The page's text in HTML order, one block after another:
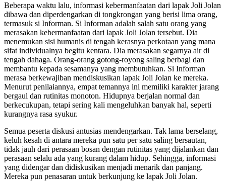
Beberapa waktu lalu, informasi kebermanfaatan dari lapak Joli Jolan
dibawa dan diperdengarkan di tongkrongan yang berisi lima orang,
termasuk si Informan. Si Informan adalah salah satu orang yang
merasakan kebermanfaatan dari lapak Joli Jolan tersebut. Dia
menemukan sisi humanis di tengah kerasnya perkotaan yang mana
sifat individualnya begitu kentara. Dia merasakan segarnya air di
tengah dahaga. Orang-orang gotong-royong saling berbagi dan
membantu kepada sesamanya yang membutuhkan. Si Informan
merasa berkewajiban mendiskusikan lapak Joli Jolan ke mereka.
Menurut penilaiannya, empat temannya ini memiliki karakter jarang
bergaul dan rutinitas monoton. Hidupnya berjalan normal dan
berkecukupan, tetapi sering kali mengeluhkan banyak hal, seperti
kurangnya rasa syukur.
Semua peserta diskusi antusias mendengarkan. Tak lama berselang,
keluh kesah di antara mereka pun satu per satu saling bersautan,
tidak jauh dari perasaan bosan dengan rutinitas yang dijalankan dan
perasaan selalu ada yang kurang dalam hidup. Sehingga, informasi
yang didengar dan didiskusikan menjadi menarik dan panjang.
Mereka pun penasaran untuk berkunjung ke lapak Joli Jolan.